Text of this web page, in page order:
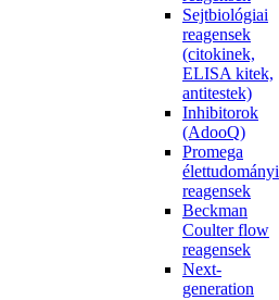
Sejtbiológiai
reagensek
(citokinek,
ELISA kitek,
antitestek)
Inhibitorok
(AdooQ)
Promega
élettudományi
reagensek
Beckman
Coulter flow
reagensek
Next-
generation